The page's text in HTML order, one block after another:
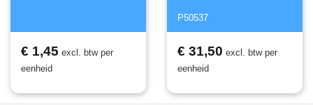
€ 1,45 excl. btw per
eenheid
P50537
€ 31,50 excl. btw per
eenheid